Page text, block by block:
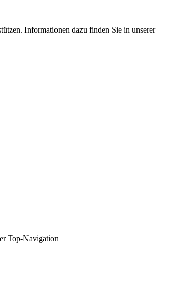
Informationen dazu finden Sie in unserer
Top-Navigation